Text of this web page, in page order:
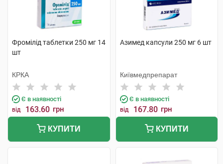
Фромілід таблетки 250 мг 14
шт
КРКА
Є в наявності
від 163.60 грн
КУПИТИ
Азимед капсули 250 мг 6 шт
Київмедпрепарат
Є в наявності
від 167.80 грн
КУПИТИ